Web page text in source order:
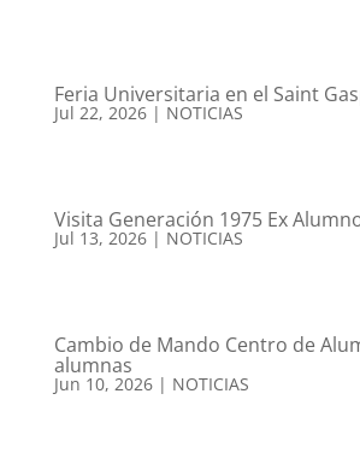
Feria Universitaria en el Saint
Jul 22, 2026| NOTICIAS
Visita Generación 1975 Ex
Jul 13, 2026| NOTICIAS
Cambio de Mando Centro de
alumnas
Jun 10, 2026| NOTICIAS